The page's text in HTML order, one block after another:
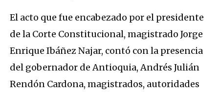
El acto que fue encabezado por el presidente
de la Corte Constitucional, magistrado Jorge
Enrique Ibáñez Najar, contó con la presencia
del gobernador de Antioquia, Andrés Julián
Rendón Cardona, magistrados, autoridades